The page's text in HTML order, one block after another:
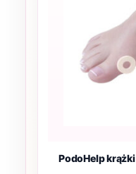
PodoHelp